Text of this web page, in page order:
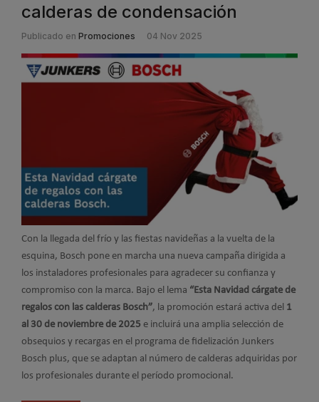
calderas de condensación
Publicado en Promociones 04 Nov 2025
Con la llegada del frío y las fiestas navideñas a la vuelta de la
esquina, Bosch pone en marcha una nueva campaña dirigida a
los instaladores profesionales para agradecer su confianza y
compromiso con la marca. Bajo el lema “Esta Navidad cárgate de
regalos con las calderas Bosch”, la promoción estará activa del 1
al 30 de noviembre de 2025 e incluirá una amplia selección de
obsequios y recargas en el programa de fidelización Junkers
Bosch plus, que se adaptan al número de calderas adquiridas por
los profesionales durante el período promocional.